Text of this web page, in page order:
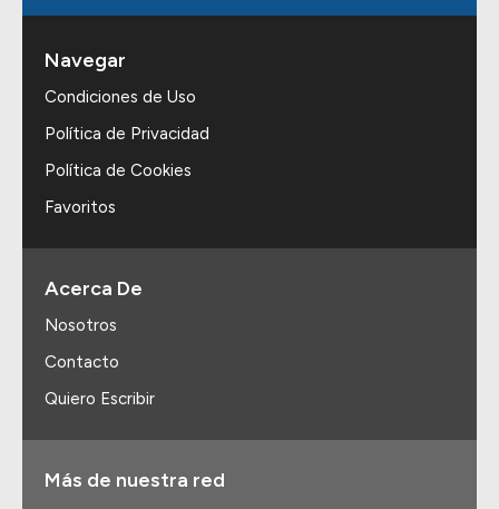
Navegar
Condiciones de Uso
Política de Privacidad
Política de Cookies
Favoritos
Acerca De
Nosotros
Contacto
Quiero Escribir
Más de nuestra red